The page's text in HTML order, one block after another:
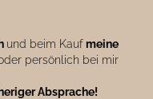
und beim Kaufmeine
persönlich bei mir
Absprache!